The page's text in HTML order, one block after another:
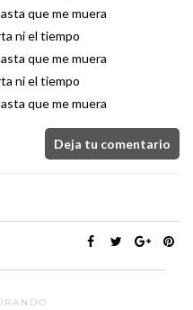
que me muera
ni el tiempo
que me muera
ni el tiempo
que me muera
Deja tu comentario